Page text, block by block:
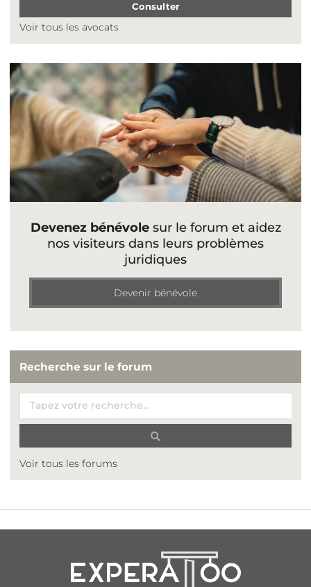
Consulter
Voir tous les avocats
Devenez bénévolesur le forum et aidez
nos visiteurs dans leurs problèmes
juridiques
Devenir bénévole
Recherche sur le forum
Voir tous les forums